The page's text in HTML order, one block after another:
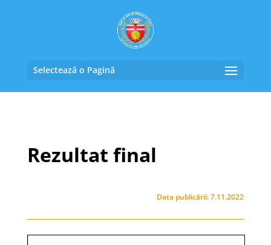
Selectează o Pagină
Rezultat final
Data publicării: 7.11.2022